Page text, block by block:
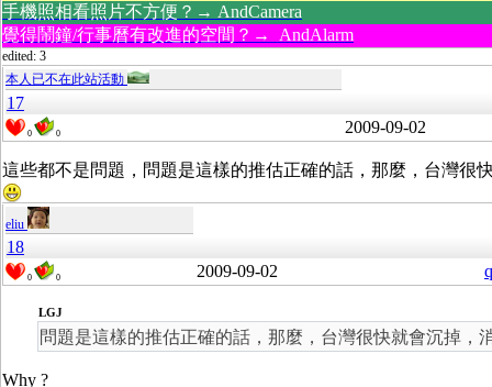
手機照相看照片不方便？→ AndCamera
覺得鬧鐘/行事曆有改進的空間？→ AndAlarm
edited: 3
本人已不在此站活動
17
0 0 2009-09-02
這些都不是問題，問題是這樣的推估正確的話，那麼，台灣很
eliu
18
0 0 2009-09-02
LGJ
問題是這樣的推估正確的話，那麼，台灣很快就會沉掉，
Why ?